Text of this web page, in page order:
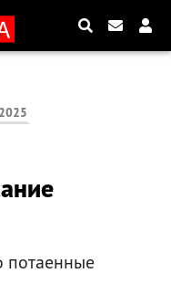
потаенные